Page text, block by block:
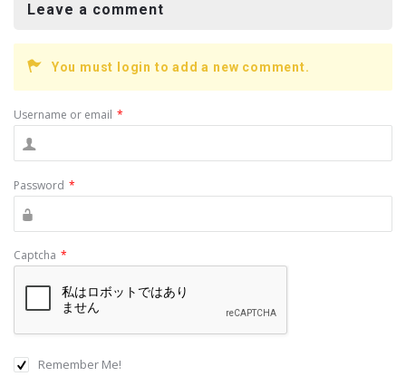
b
o
o
k
Leave a comment
You must login to add a new comment.
Username or email *
Password *
Captcha *
Remember Me!